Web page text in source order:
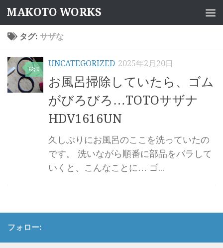
コンテンツへスキップ
MAKOTO WORKS
タグ: サザな
0
UNCATEGORIZED 2025年2月20日
お風呂掃除していたら、ゴム
がびろびろ…TOTOサザナ
HDV1616UN
久しぶりにお風呂のここを洗っていたの
です。 洗いながら順番に部品をバラして
いくと、こんなことに… ゴ...
フォロー: